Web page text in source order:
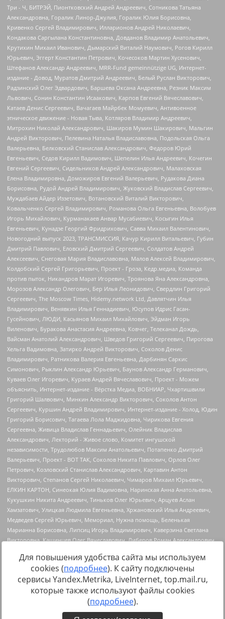
Источник:https://minjust.gov.ru/uploaded/files/reestr-
inostrannyih-agentov-22-03-2024.pdfданные на22.03.2024
Для повышения удобства сайта мы используем
cookies (подробнее). К сайту подключены
сервисы Yandex.Metrika, LiveInternet, top.mail.ru,
которые также используют файлы cookies
(подробнее).